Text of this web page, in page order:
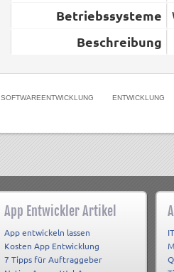
Betriebssysteme
Beschreibung
SOFTWAREENTWICKLUNG ENTWICKLUNG
App Entwickler Artikel
App entwickeln lassen
Kosten App Entwicklung
7 Tipps für Auftraggeber